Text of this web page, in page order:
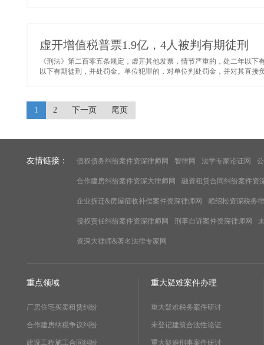
虚开增值税普票1.9亿，4人被判有期徒刑
《刑法》第二百零五条规定，虚开其他发票，情节严重的，处二年以
以下有期徒刑，并处罚金。单位犯罪的，对单位判处罚金，并对其直
1 2 下一页 尾页
友情链接： 债权债务纠纷案件资深律师网 智律网 法学专家论证网
合作建房纠纷案件资深大律师网 融资租赁合同纠纷案件资
企业拆迁&房屋征收补偿案件资深律师网 赖绍松资深税务
侵权责任纠纷案件资深律师网 刑事自诉案件资深律师网
资深大律师&著名法律专家网
重点领域
厂房住宅买卖租赁纠纷
合作建房纳税争议纠纷
建设工程施工合同纠纷
重大疑难案件办理
重大疑难税务案件研讨
未登记建筑合法性论证
重大疑难刑事案件研讨